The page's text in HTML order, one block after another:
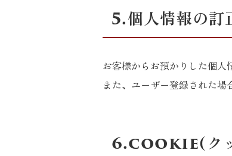
5.個人情報の訂
お客様からお預かりした個人
また、ユーザー登録された場
6.cookie(クッ